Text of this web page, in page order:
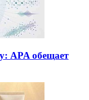
APA обещает